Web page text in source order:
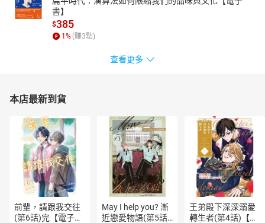
書】
$385
1 % (賺3點)
查看更多
本店最新到貨
前輩，請跟我交往
(第6話)完【電子
May I help you? 漸
近戀愛物語(第5話)
王弟殿下深深溺愛
轉生者(第4話)【電